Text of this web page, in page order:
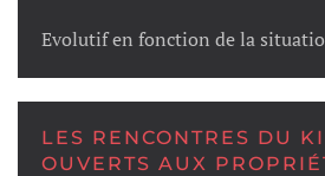
Evolutif en fonction de la
LES RENCONTRES DU
OUVERTS AUX